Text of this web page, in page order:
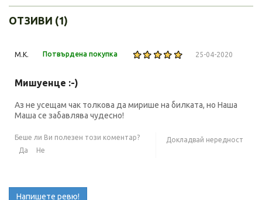
ОТЗИВИ (1)
М.К. Потвърдена покупка 25-04-2020
Мишуенце :-)
Аз не усещам чак толкова да мирише на билката, но Наша
Маша се забавлява чудесно!
Беше ли Ви полезен този коментар?
Да
Не
Докладвай нередност
Напишете ревю!